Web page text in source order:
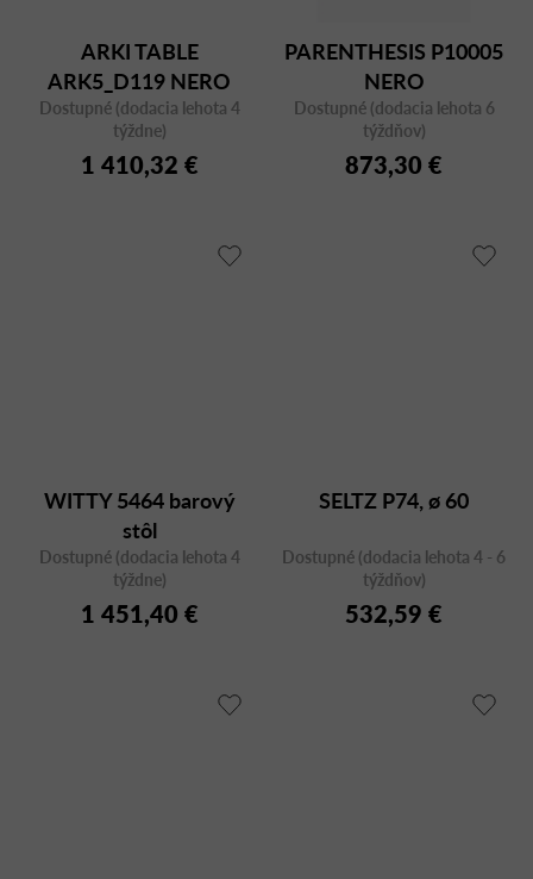
ARKI TABLE
ARK5_D119 NERO
Dostupné (dodacia lehota 4
týždne)
1 410,32 €
PARENTHESIS P10005
NERO
Dostupné (dodacia lehota 6
týždňov)
873,30 €
WITTY 5464 barový
stôl
Dostupné (dodacia lehota 4
týždne)
1 451,40 €
SELTZ P74, ø 60
Dostupné (dodacia lehota 4 - 6
týždňov)
532,59 €